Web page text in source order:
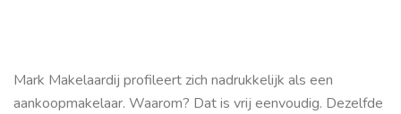
Mark Makelaardij profileert zich nadrukkelijk als een
aankoopmakelaar. Waarom? Dat is vrij eenvoudig. Dezelfde